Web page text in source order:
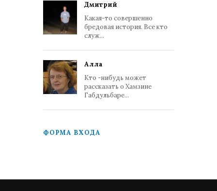
Дмитрий
Какая-то совершенно
бредовая история. Все кто
служ...
Алла
Кто -нибудь может
рассказать о Хамзине
Габдульбаре...
ФОРМА ВХОДА